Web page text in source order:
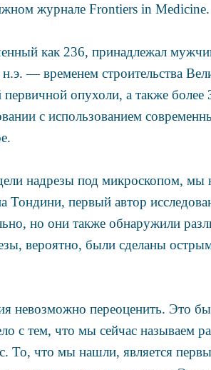
журнале Frontiers in Medicine.
как 236, принадлежал
— временем строительства
первичной опухоли, а также
с использованием
надрезы под микроскопом, мы
Тондини, первый автор
но они также обнаружили
вероятно, были сделаны
невозможно переоценить. Это
с тем, что мы сейчас называем
То, что мы нашли, является